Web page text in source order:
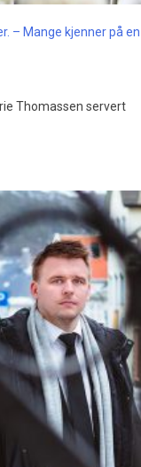
– Mange kjenner på en
Thomassen servert